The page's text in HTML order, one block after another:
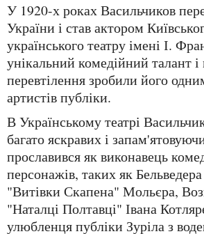
У 1920-х роках Васильчиков переїхав до
України і став актором
українського театру імені І.
унікальний комедійний талант і
перевтілення зробили його
артистів публіки.
В Українському театрі Васильчиков зіграв
багато яскравих і
прославився як виконавець
персонажів, таких як Бельведера
"Витівки Скапена" Мольєра,
"Наталці Полтавці" Івана
улюбленця публіки Зуріла з